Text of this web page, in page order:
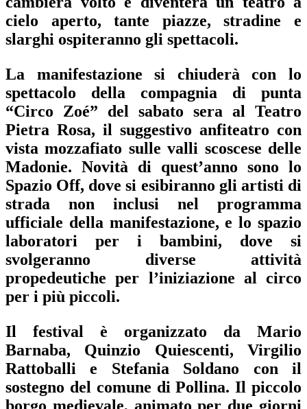
cielo aperto, tante piazze, stradine e
slarghi ospiteranno gli spettacoli.
La manifestazione si chiuderà con lo
spettacolo della compagnia di punta
“Circo Zoé” del sabato sera al Teatro
Pietra Rosa, il suggestivo anfiteatro con
vista mozzafiato sulle valli scoscese delle
Madonie. Novità di quest’anno sono lo
Spazio Off, dove si esibiranno gli artisti di
strada non inclusi nel programma
ufficiale della manifestazione, e lo spazio
laboratori per i bambini, dove si
svolgeranno diverse attività
propedeutiche per l’iniziazione al circo
per i più piccoli.
Il festival è organizzato da Mario
Barnaba, Quinzio Quiescenti, Virgilio
Rattoballi e Stefania Soldano con il
sostegno del comune di Pollina. Il piccolo
borgo medievale, animato per due giorni